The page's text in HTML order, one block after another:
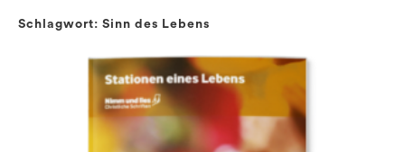
Schlagwort: Sinn des Lebens